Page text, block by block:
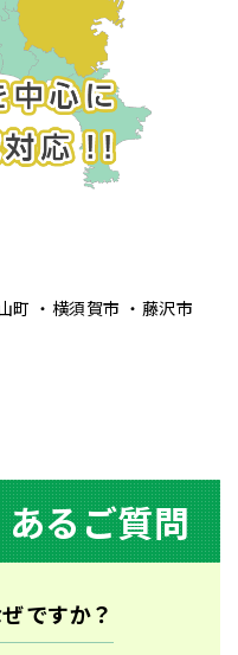
町 横須賀市
藤沢市
るご質問
ですか？